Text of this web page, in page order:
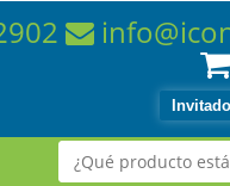
Invitado